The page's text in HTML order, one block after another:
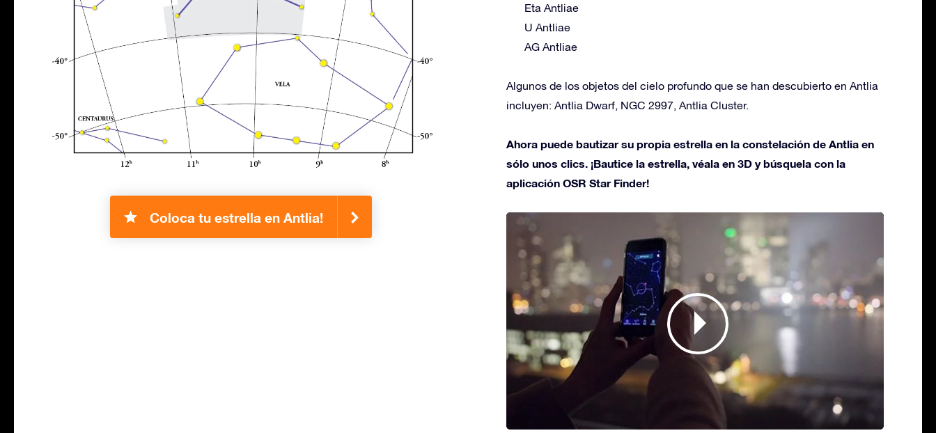
Coloca tu estrella en Antlia!
Eta Antliae
U Antliae
AG Antliae
Algunos de los objetos del cielo profundo que se han descubierto en Antlia
incluyen: Antlia Dwarf, NGC 2997, Antlia Cluster.
Ahora puede bautizar su propia estrella en la constelación de Antlia en
sólo unos clics. ¡Bautice la estrella, véala en 3D y búsquela con la
aplicación OSR Star Finder!